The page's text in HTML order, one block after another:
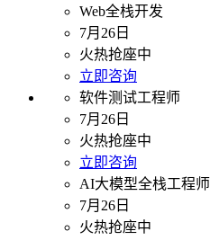
Web全栈开发
7月26日
火热抢座中
立即咨询
软件测试工程师
7月26日
火热抢座中
立即咨询
AI大模型全栈工程师
7月26日
火热抢座中